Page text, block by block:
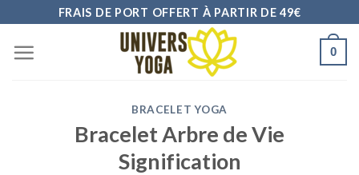
content
FRAIS DE PORT OFFERT À PARTIR DE 49€
0
BRACELET YOGA
Bracelet Arbre de Vie
Signification